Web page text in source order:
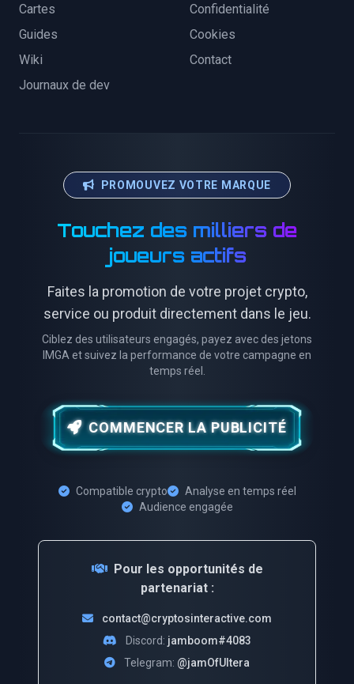
Cartes
Guides
Wiki
Journaux de dev
Confidentialité
Cookies
Contact
PROMOUVEZ VOTRE MARQUE
Touchez des milliers de
joueurs actifs
Faites la promotion de votre projet crypto,
service ou produit directement dans le jeu.
Ciblez des utilisateurs engagés, payez avec des jetons
IMGA et suivez la performance de votre campagne en
temps réel.
COMMENCER LA PUBLICITÉ
Compatible crypto
Analyse en temps réel
Audience engagée
Pour les opportunités de
partenariat :
contact@cryptosinteractive.com
Discord: jamboom#4083
Telegram: @jamOfUltera